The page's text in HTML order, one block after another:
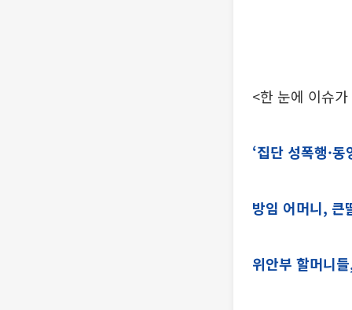
<한 눈에 이슈
‘집단 성폭행·
방임 어머니,
위안부 할머니